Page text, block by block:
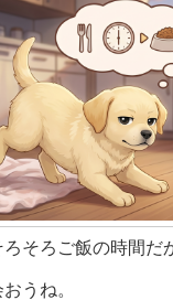
そろご飯の時間だ
うね。